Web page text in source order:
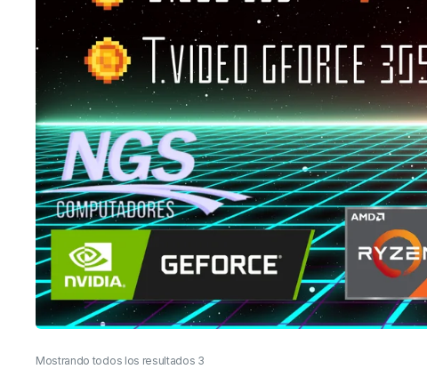
Mostrando todos los resultados 3